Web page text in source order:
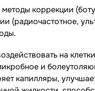
коррекции
(радиочастотное,
на
и
капилляры,